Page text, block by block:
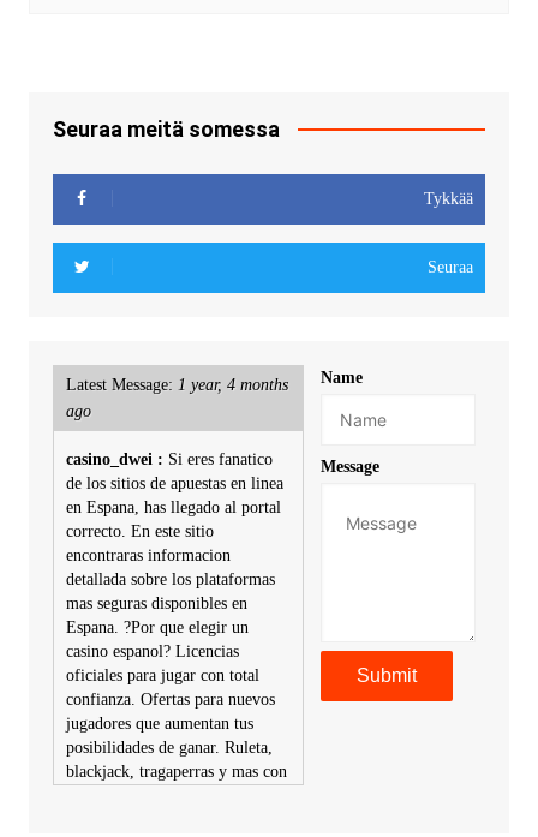
Seuraa meitä somessa
Tykkää
Seuraa
Latest Message: 1 year, 4 months
ago
casino_dwei : Si eres fanatico
de los sitios de apuestas en linea
en Espana, has llegado al portal
correcto. En este sitio
encontraras informacion
detallada sobre los plataformas
mas seguras disponibles en
Espana. ?Por que elegir un
casino espanol? Licencias
oficiales para jugar con total
confianza. Ofertas para nuevos
jugadores que aumentan tus
posibilidades de ganar. Ruleta,
blackjack, tragaperras y mas con
Name
Message